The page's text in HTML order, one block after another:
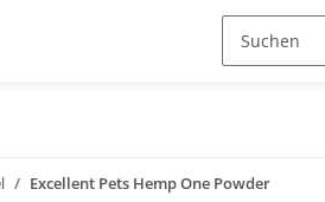
Excellent Pets Hemp One Powder